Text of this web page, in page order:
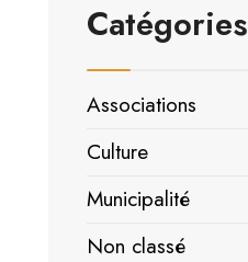
Catégories
Associations
Culture
Municipalité
Non classé